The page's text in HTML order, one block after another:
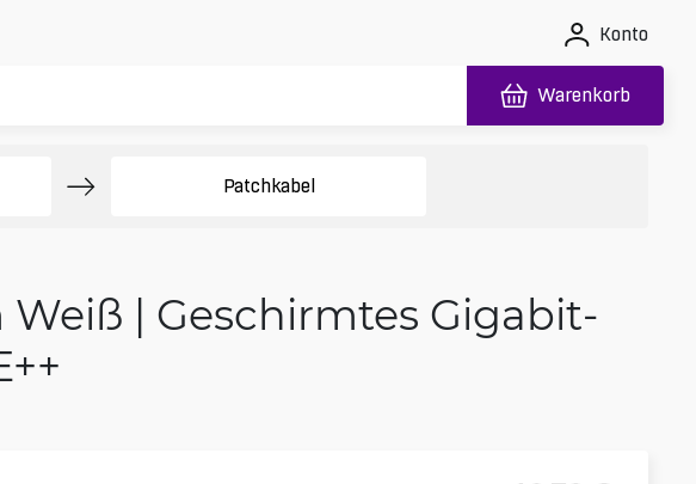
Konto
Warenkorb
Patchkabel
| Geschirmtes Gigabit-